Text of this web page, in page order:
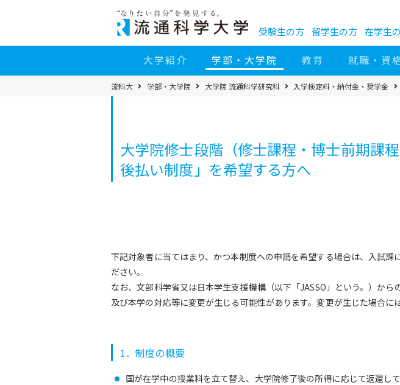
へ
受験生の方 留学生の方 在学生
大学紹介 学部・大学院 教育 就職・資
パ
ン
流科大 学部・大学院 大学院 流通科学研究科 入学検定料・納付金・奨学金
大学院修士段階（修士課程・博士前期課
後払い制度」を希望する方へ
下記対象者に当てはまり、かつ本制度への申請を希望する場合は、入試課
ださい。
なお、文部科学省又は日本学生支援機構（以下「JASSO」という。）か
及び本学の対応等に変更が生じる可能性があります。変更が生じた場合に
1．制度の概要
国が在学中の授業料を立て替え、大学院修了後の所得に応じて返還し